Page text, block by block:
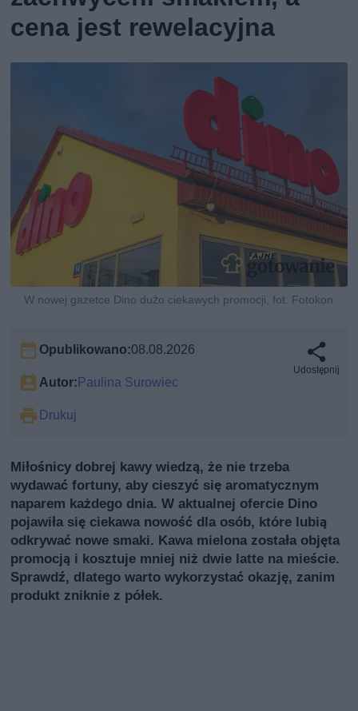
cena jest rewelacyjna
W nowej gazetce Dino dużo ciekawych promocji, fot. Fotokon
Opublikowano:08.08.2026
Autor:Paulina Surowiec
Drukuj
Udostępnij
Miłośnicy dobrej kawy wiedzą, że nie trzeba
wydawać fortuny, aby cieszyć się aromatycznym
naparem każdego dnia. W aktualnej ofercie Dino
pojawiła się ciekawa nowość dla osób, które lubią
odkrywać nowe smaki. Kawa mielona została objęta
promocją i kosztuje mniej niż dwie latte na mieście.
Sprawdź, dlatego warto wykorzystać okazję, zanim
produkt zniknie z półek.